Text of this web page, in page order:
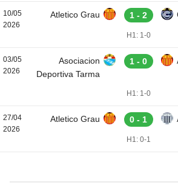
10/05
2026
Atletico Grau 1 - 2
H1: 1-0
03/05
2026
Asociacion
Deportiva Tarma
1 - 0
H1: 1-0
27/04
2026
Atletico Grau 0 - 1
H1: 0-1